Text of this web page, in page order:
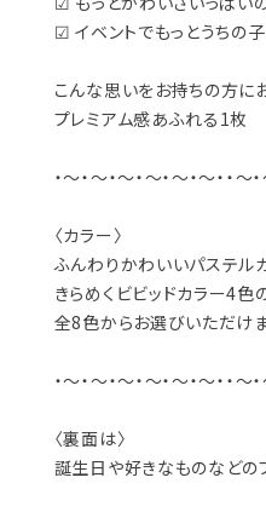
☑︎ イベントでもっとうちの
こんな思いをお持ちの方に
プレミアム感あふれる1枚
・～・～・～・～・～・～・・～
〈カラー〉
ふんわりかわいいパステル
きらめくビビッドカラー4色
全8色からお選びいただけ
・～・～・～・～・～・～・・～
〈裏面は〉
誕生日や好きなものなどの